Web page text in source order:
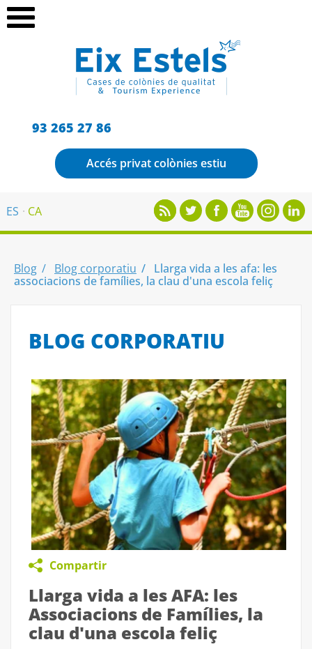
93 265 27 86
Accés privat colònies estiu
ES CA
Blog Blog corporatiu
Llarga vida a les afa: les
associacions de famílies, la clau d'una escola feliç
BLOG CORPORATIU
Compartir
Llarga vida a les AFA: les
Associacions de Famílies, la
clau d'una escola feliç